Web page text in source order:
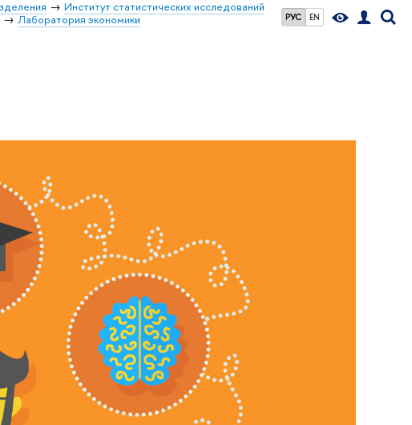
РУС EN
Институт статистических исследований
Лаборатория экономики